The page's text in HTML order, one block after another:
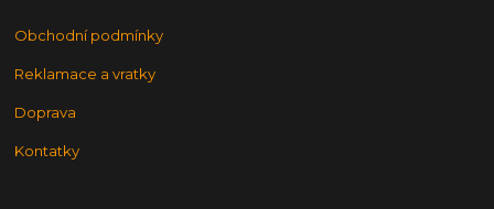
Obchodní podmínky
Reklamace a vratky
Doprava
Kontatky